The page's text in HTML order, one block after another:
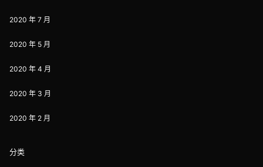
2020 年 7 月
2020 年 5 月
2020 年 4 月
2020 年 3 月
2020 年 2 月
分类